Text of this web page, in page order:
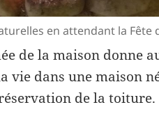
en attendant la Fête
de la maison donne
vie dans une maison
de la toiture.